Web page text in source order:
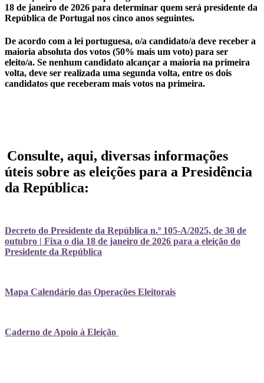
18 de janeiro de 2026 para determinar quem será presidente da
República de Portugal nos cinco anos seguintes.
De acordo com a lei portuguesa, o/a candidato/a deve receber a
maioria absoluta dos votos (50% mais um voto) para ser
eleito/a. Se nenhum candidato alcançar a maioria na primeira
volta, deve ser realizada uma segunda volta, entre os dois
candidatos que receberam mais votos na primeira.
Consulte, aqui, diversas informações
úteis sobre as eleições para a Presidência
da República:
Decreto do Presidente da República n.º 105-A/2025, de 30 de
outubro | Fixa o dia 18 de janeiro de 2026 para a eleição do
Presidente da República
Mapa Calendário das Operações Eleitorais
Caderno de Apoio à Eleição